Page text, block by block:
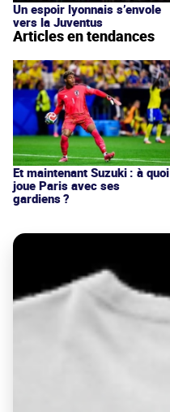
Un espoir lyonnais s’envole
vers la Juventus
Articles en tendances
Et maintenant Suzuki : à quoi
joue Paris avec ses
gardiens ?